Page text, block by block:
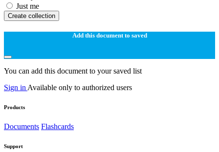
Just me
Create collection
Add this document to saved
You can add this document to your saved list
Sign in Available only to authorized users
Products
Documents Flashcards
Support